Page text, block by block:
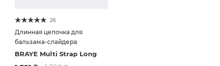
26
Длинная цепочка для
бальзама-слайдера
BRAYE Multi Strap Long